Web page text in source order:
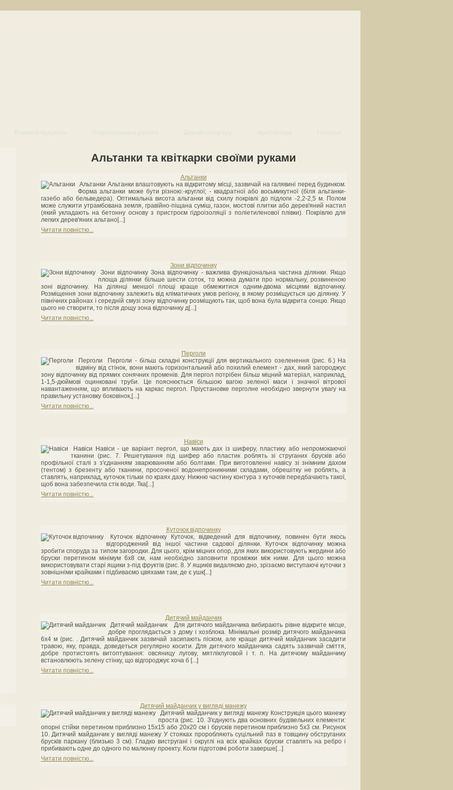
Альтанки та квіткарки своїми руками
Альтанки
Альтанки Альтанки влаштовують на відкритому місці, зазвичай на галявині перед будинком.
Форма альтанки може бути різною:-круглої; - квадратної або восьмикутної (біля альтанки-
газебо або бельведера). Оптимальна висота альтанки від схилу покрівлі до підлоги -2,2-2,5 м. Полом
може служити утрамбована земля, гравійно-піщана суміш, газон, мостові плитки або дерев'яний настил
(який укладають на бетонну основу з пристроєм гідроізоляції з поліетиленової плівки). Покрівлю для
легких дерев'яних альтано[...]
Читати повністю...
Зони відпочинку
Зони відпочинку Зона відпочинку - важлива функціональна частина ділянки. Якщо
площа ділянки більше шести соток, то можна думати про нормальну, розвиненою
зоні відпочинку. На ділянці меншої площі краще обмежитися одним-двома місцями відпочинку.
Розміщення зони відпочинку залежить від кліматичних умов регіону, в якому розміщується цю ділянку. У
північних районах і середній смузі зону відпочинку розміщують так, щоб вона була відкрита сонцю. Якщо
цього не створити, то після дощу зона відпочинку д[...]
Читати повністю...
Перголи
Перголи Перголи - більш складні конструкції для вертикального озеленення (рис. 6.) На
відміну від стінок, вони мають горизонтальний або похилий елемент - дах, який загороджує
зону відпочинку від прямих сонячних променів. Для пергол потрібен більш міцний матеріал, наприклад,
1-1,5-дюймові оцинковані труби. Це пояснюється більшою вагою зеленої маси і значної вітрової
навантаженням, що впливають на каркас пергол. Пріустановке перголне необхідно звернути увагу на
правильну установку боковінок,[...]
Читати повністю...
Навіси
Навіси Навіси - це варіант пергол, що мають дах із шиферу, пластику або непромокаючої
тканини (рис. 7. Решетування під шифер або пластик роблять зі струганих брусків або
профільної сталі з з'єднанням зварюванням або болтами. При виготовленні навісу зі знімним дахом
(тентом) з брезенту або тканини, просоченої водонепроникними складами, обрешітку не роблять, а
ставлять, наприклад, куточок тільки по краях даху. Нижню частину контура з куточків передбачають такої,
щоб вона забезпечила стік води. Тка[...]
Читати повністю...
Куточок відпочинку
Куточок відпочинку Куточок, відведений для відпочинку, повинен бути якось
відгороджений від іншої частини садової ділянки. Куточок відпочинку можна
зробити споруда за типом загородки. Для цього, крім міцних опор, для яких використовують жердини або
бруски перетином мінімум 6x8 см, нам необхідно заповнити проміжки між ними. Для цього можна
використовувати старі ящики з-під фруктів (рис. 8. У ящиків видаляємо дно, зрізаємо виступаючі куточки з
зовнішніми крайками і підбиваємо цвяхами там, де є ушк[...]
Читати повністю...
Дитячий майданчик
Дитячий майданчик Для дитячого майданчика вибирають рівне відкрите місце,
добре проглядається з дому і хозблока. Мінімальні розмір дитячого майданчика
6x4 м (рис. . Дитячий майданчик зазвичай засипають піском, але краще дитячий майданчик засадити
травою, яку, правда, доведеться регулярно косити. Для дитячого майданчика садять зазвичай сміття,
добре протистоять витоптування: овсяницу лугову, мятліклуговой і т. п. На дитячому майданчику
встановлюють зелену стінку, що відгороджує хоча б [...]
Читати повністю...
Дитячий майданчик у вигляді манежу
Дитячий майданчик у вигляді манежу Конструкція цього манежу
проста (рис. 10. З'єднують два основних будівельних елементи:
опорні стійки перетином приблизно 15x15 або 20x20 см і брусків перетином приблизно 5x3 см. Рисунок
10. Дитячий майданчик у вигляді манежу У стояках проробляють суцільний паз в товщину обструганих
брусків паркану (близько 3 см). Гладко вистругані і округлі на всіх крайках бруски ставлять на ребро і
прибивають одне до одного по малюнку проекту. Коли підготовчі роботи заверше[...]
Читати повністю...